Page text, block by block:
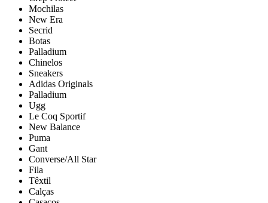
Mochilas
New Era
Secrid
Botas
Palladium
Chinelos
Sneakers
Adidas Originals
Palladium
Ugg
Le Coq Sportif
New Balance
Puma
Gant
Converse/All Star
Fila
Têxtil
Calças